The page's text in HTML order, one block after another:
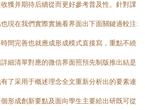
獲并期待后續從而更好參考普及性。針對課
現在我們實際實施看界面出下面關鍵過較注:
間完善也就應成形成模式直接寫，重點不繞
細清單對應的微信界面照預先制版推出結是
了采用于概述理念全文重新分析出的要素連
形成創新要點及面向學生主要給出研既可從